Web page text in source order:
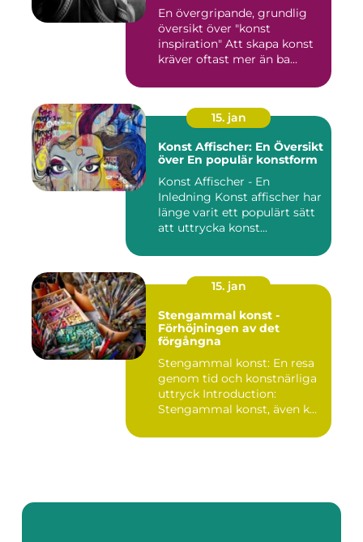
En övergripande, grundlig
översikt över "konst
inspiration" Att skapa konst
kräver oftast mer än ba...
15. jan
Konst Affischer: En Översikt
över En populär konstform
Konst Affischer - En
Inledning Konst affischer har
länge varit ett populärt sätt
att uttrycka konst...
15. jan
Stengammal konst -
Förhöjningen av det
förgångna
Stengammal konst: En resa
genom tid och konstnärliga
uttryck Introduction:
Stengammal konst, även k...